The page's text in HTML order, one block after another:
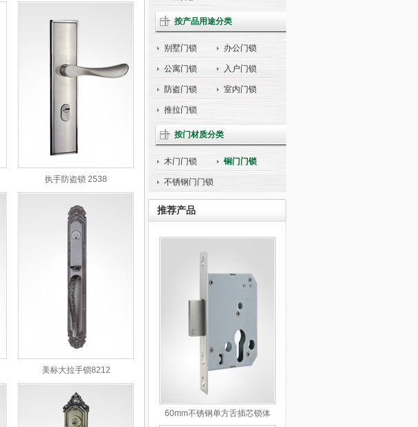
执手防盗锁 2538
美标大拉手锁8212
按产品用途分类
别墅门锁 办公门锁
公寓门锁 入户门锁
防盗门锁 室内门锁
推拉门锁
按门材质分类
木门门锁 铜门门锁
不锈钢门门锁
推荐产品
60mm不锈钢单方舌插芯锁体